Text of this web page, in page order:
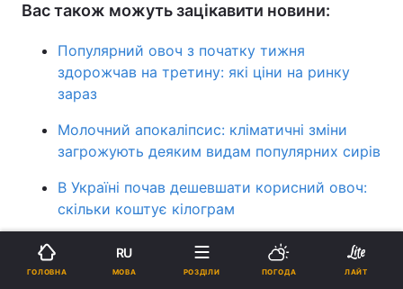
Вас також можуть зацікавити новини:
Популярний овоч з початку тижня
здорожчав на третину: які ціни на ринку
зараз
Молочний апокаліпсис: кліматичні зміни
загрожують деяким видам популярних сирів
В Україні почав дешевшати корисний овоч:
скільки коштує кілограм
новини України ціни фрукти і овочі овочі
ГОЛОВНА
RU
МОВА РОЗДІЛИ ПОГОДА ЛАЙТ